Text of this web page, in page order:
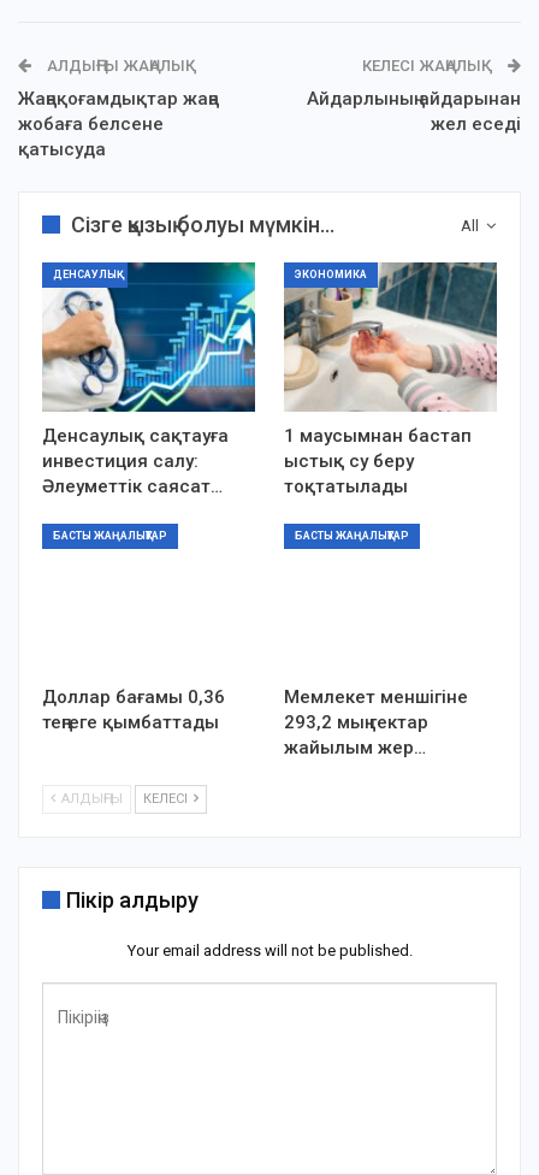
АЛДЫҢҒЫ ЖАҢАЛЫҚ
Жаңақоғамдықтар жаңа
жобаға белсене
қатысуда
КЕЛЕСІ ЖАҢАЛЫҚ
Айдарлының айдарынан
жел еседі
All
Сізге қызық болуы мүмкін...
ДЕНСАУЛЫҚ
Денсаулық сақтауға
инвестиция салу:
Әлеуметтік саясат…
ЭКОНОМИКА
1 маусымнан бастап
ыстық су беру
тоқтатылады
БАСТЫ ЖАҢАЛЫҚТАР
Доллар бағамы 0,36
теңгеге қымбаттады
БАСТЫ ЖАҢАЛЫҚТАР
Мемлекет меншігіне
293,2 мың гектар
жайылым жер…
АЛДЫҢҒЫ КЕЛЕСІ
Пікір қалдыру
Your email address will not be published.